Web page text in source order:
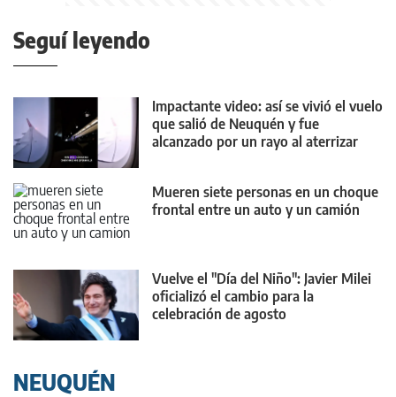
Seguí leyendo
Impactante video: así se vivió el vuelo
que salió de Neuquén y fue
alcanzado por un rayo al aterrizar
Mueren siete personas en un choque
frontal entre un auto y un camión
Vuelve el "Día del Niño": Javier Milei
oficializó el cambio para la
celebración de agosto
NEUQUÉN